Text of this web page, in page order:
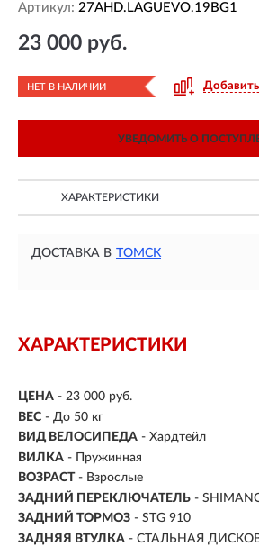
Артикул: 27AHD.LAGUEVO.19BG1
23 000 руб.
НЕТ В НАЛИЧИИ
УВЕДОМИТЬ О
ХАРАКТЕРИСТИКИ
ДОСТАВКА В ТОМСК
ХАРАКТЕРИСТИКИ
ЦЕНА - 23 000 руб.
ВЕС - До 50 кг
ВИД ВЕЛОСИПЕДА - Хардтейл
ВИЛКА - Пружинная
ВОЗРАСТ - Взрослые
ЗАДНИЙ ПЕРЕКЛЮЧАТЕЛЬ -
ЗАДНИЙ ТОРМОЗ - STG 910
ЗАДНЯЯ ВТУЛКА - СТАЛЬНАЯ